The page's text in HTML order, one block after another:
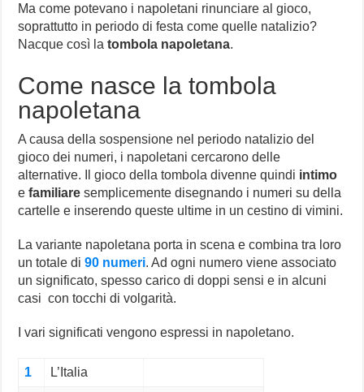
Ma come potevano i napoletani rinunciare al gioco,
soprattutto in periodo di festa come quelle natalizio?
Nacque così latombola napoletana.
Come nasce la tombola
napoletana
A causa della sospensione nel periodo natalizio del
gioco dei numeri, i napoletani cercarono delle
alternative. Il gioco della tombola divenne quindi intimo
efamiliare semplicemente disegnando i numeri su della
cartelle e inserendo queste ultime in un cestino di vimini.
La variante napoletana porta in scena e combina tra loro
un totale di 90 numeri. Ad ogni numero viene associato
un significato, spesso carico di doppi sensi e in alcuni
casi con tocchi di volgarità.
I vari significati vengono espressi in napoletano.
1 L’Italia